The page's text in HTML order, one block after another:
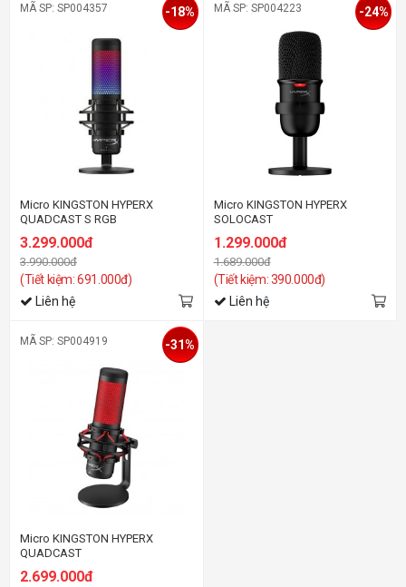
MÃ SP: SP004357
Micro KINGSTON HYPERX
QUADCAST S RGB
3.299.000đ
3.990.000đ
(Tiết kiệm: 691.000đ)
-18%
Liên hệ
MÃ SP: SP004223
Micro KINGSTON HYPERX
SOLOCAST
1.299.000đ
1.689.000đ
(Tiết kiệm: 390.000đ)
-24%
Liên hệ
MÃ SP: SP004919
Micro KINGSTON HYPERX
QUADCAST
2.699.000đ
-31%